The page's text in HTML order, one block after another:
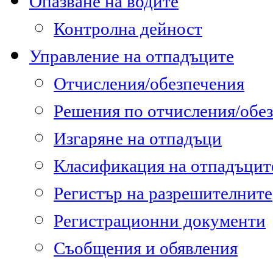
Контролна дейност
Управление на отпадъците
Отчисления/обезпечения
Решения по отчисления/
Изгаряне на отпадъци
Класификация на
Регистър на разрешителните
Регистрационни документи
Съобщения и обявления